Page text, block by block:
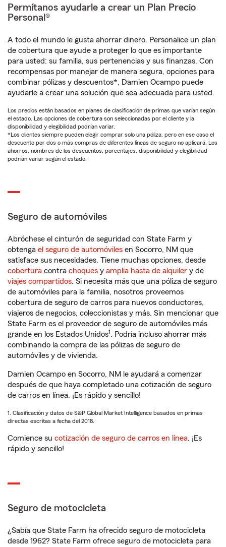
Permítanos ayudarle a crear un Plan Precio
Personal®
A todo el mundo le gusta ahorrar dinero. Personalice un plan
de cobertura que ayude a proteger lo que es importante
para usted: su familia, sus pertenencias y sus finanzas. Con
recompensas por manejar de manera segura, opciones para
combinar pólizas y descuentos*, Damien Ocampo puede
ayudarle a crear una solución que sea adecuada para usted.
Los precios están basados en planes de clasificación de primas que varían según
el estado. Las opciones de cobertura son seleccionadas por el cliente y la
disponibilidad y elegibilidad podrían variar.
*Los clientes siempre pueden elegir comprar solo una póliza, pero en ese caso el
descuento por dos o más compras de diferentes líneas de seguro no aplicará. Los
ahorros, nombres de los descuentos, porcentajes, disponibilidad y elegibilidad
podrían variar según el estado.
Seguro de automóviles
Abróchese el cinturón de seguridad con State Farm y
obtenga el seguro de automóviles en Socorro, NM que
satisface sus necesidades. Tiene muchas opciones, desde
cobertura contra choques y amplia hasta de alquiler y de
viajes compartidos. Si necesita más que una póliza de seguro
de automóviles para la familia, nosotros proveemos
cobertura de seguro de carros para nuevos conductores,
viajeros de negocios, coleccionistas y más. Sin mencionar que
State Farm es el proveedor de seguro de automóviles más
grande en los Estados Unidos1. Podría incluso ahorrar más
combinando la compra de las pólizas de seguro de
automóviles y de vivienda.
Damien Ocampo en Socorro, NM le ayudará a comenzar
después de que haya completado una cotización de seguro
de carros en línea. ¡Es rápido y sencillo!
1. Clasificación y datos de S&P Global Market Intelligence basados en primas
directas escritas a fecha del 2018.
Comience su cotización de seguro de carros en línea. ¡Es
rápido y sencillo!
Seguro de motocicleta
¿Sabía que State Farm ha ofrecido seguro de motocicleta
desde 1962? State Farm ofrece seguro de motocicleta para